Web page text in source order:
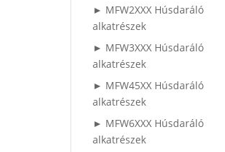
► MFW2XXX Húsdaráló
alkatrészek
► MFW3XXX Húsdaráló
alkatrészek
► MFW45XX Húsdaráló
alkatrészek
► MFW6XXX Húsdaráló
alkatrészek